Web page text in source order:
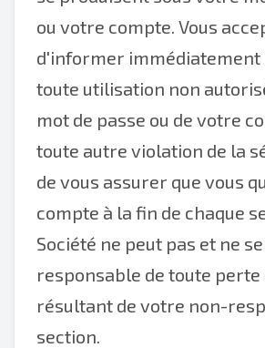
ou votre compte. Vous
d'informer immédiatement
toute utilisation non
mot de passe ou de votre
toute autre violation de la
de vous assurer que vous
compte à la fin de chaque
Société ne peut pas et ne
responsable de toute perte
résultant de votre non-
section.